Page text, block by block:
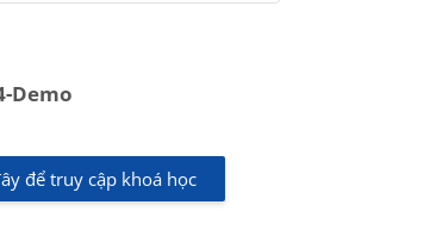
Demo
để truy cập khoá học